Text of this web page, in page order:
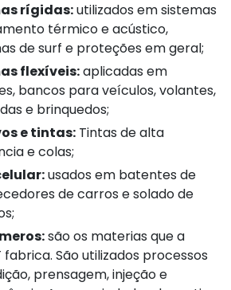
rígidas:utilizados em sistemas
térmico e acústico,
de surf e proteções em geral;
flexíveis:aplicadas em
bancos para veículos, volantes,
e brinquedos;
e tintas: Tintas de alta
e colas;
usados em batentes de
de carros e solado de
são os materias que a
fabrica. São utilizados processos
prensagem, injeção e